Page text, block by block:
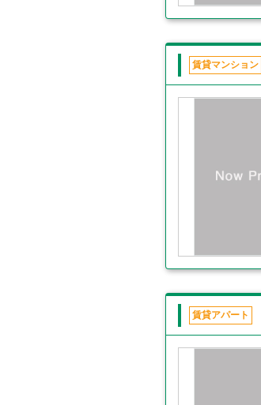
賃貸マンション
賃貸アパート